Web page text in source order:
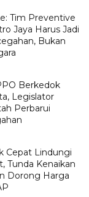
Tim Preventive
Jaya Harus Jadi
Bukan
Berkedok
Legislator
Perbarui
Cepat Lindungi
Tunda Kenaikan
Dorong Harga